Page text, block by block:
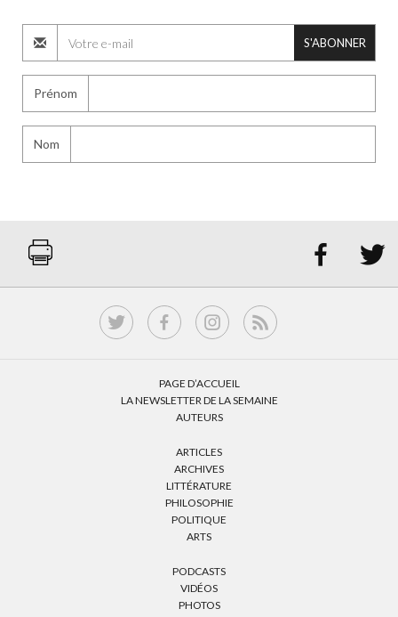
S'ABONNER
Prénom
Nom
 
PAGE D’ACCUEIL
LA NEWSLETTER DE LA SEMAINE
AUTEURS
ARTICLES
ARCHIVES
LITTÉRATURE
PHILOSOPHIE
POLITIQUE
ARTS
PODCASTS
VIDÉOS
PHOTOS